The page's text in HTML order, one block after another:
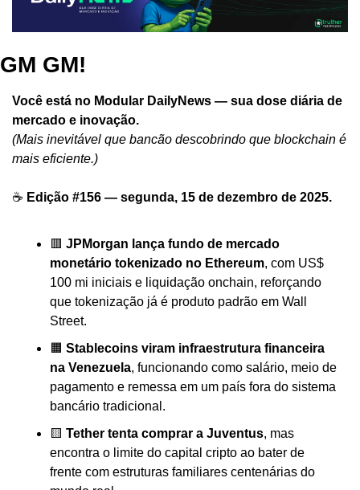
GM GM!
Você está no Modular DailyNews — sua dose diária de
mercado e inovação.
(Mais inevitável que bancão descobrindo que blockchain é
mais eficiente.)
☕ Edição #156 — segunda, 15 de dezembro de 2025.
🟥 JPMorgan lança fundo de mercado
monetário tokenizado no Ethereum, com US$
100 mi iniciais e liquidação onchain, reforçando
que tokenização já é produto padrão em Wall
Street.
🟧 Stablecoins viram infraestrutura financeira
na Venezuela, funcionando como salário, meio de
pagamento e remessa em um país fora do sistema
bancário tradicional.
🟨 Tether tenta comprar a Juventus, mas
encontra o limite do capital cripto ao bater de
frente com estruturas familiares centenárias do